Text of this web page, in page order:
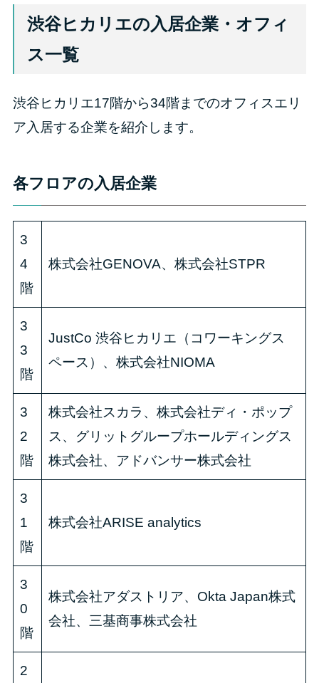
渋谷ヒカリエの入居企業・オフィ
ス一覧
渋谷ヒカリエ17階から34階までのオフィスエリ
ア入居する企業を紹介します。
各フロアの入居企業
3
4
階
株式会社GENOVA、株式会社STPR
3
3
階
JustCo 渋谷ヒカリエ（コワーキングス
ペース）、株式会社NIOMA
3
2
階
株式会社スカラ、株式会社ディ・ポップ
ス、グリットグループホールディングス
株式会社、アドバンサー株式会社
3
1
階
株式会社ARISE analytics
3
0
階
株式会社アダストリア、Okta Japan株式
会社、三基商事株式会社
2